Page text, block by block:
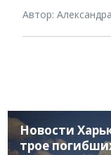
Автор:
Новости
трое